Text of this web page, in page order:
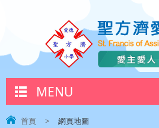
MENU
首頁 > 網頁地圖